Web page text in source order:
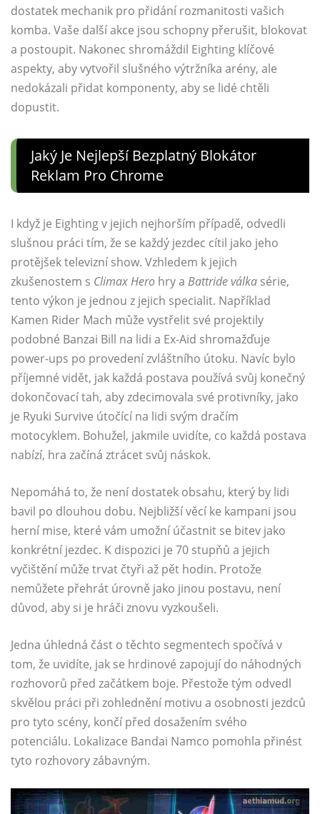
dostatek mechanik pro přidání rozmanitosti vašich
komba. Vaše další akce jsou schopny přerušit, blokovat
a postoupit. Nakonec shromáždil Eighting klíčové
aspekty, aby vytvořil slušného výtržníka arény, ale
nedokázali přidat komponenty, aby se lidé chtěli
dopustit.
Jaký Je Nejlepší Bezplatný Blokátor
Reklam Pro Chrome
I když je Eighting v jejich nejhorším případě, odvedli
slušnou práci tím, že se každý jezdec cítil jako jeho
protějšek televizní show. Vzhledem k jejich
zkušenostem s Climax Hero hry a Battride válka série,
tento výkon je jednou z jejich specialit. Například
Kamen Rider Mach může vystřelit své projektily
podobné Banzai Bill na lidi a Ex-Aid shromažďuje
power-ups po provedení zvláštního útoku. Navíc bylo
příjemné vidět, jak každá postava používá svůj konečný
dokončovací tah, aby zdecimovala své protivníky, jako
je Ryuki Survive útočící na lidi svým dračím
motocyklem. Bohužel, jakmile uvidíte, co každá postava
nabízí, hra začíná ztrácet svůj náskok.
Nepomáhá to, že není dostatek obsahu, který by lidi
bavil po dlouhou dobu. Nejbližší věcí ke kampani jsou
herní mise, které vám umožní účastnit se bitev jako
konkrétní jezdec. K dispozici je 70 stupňů a jejich
vyčištění může trvat čtyři až pět hodin. Protože
nemůžete přehrát úrovně jako jinou postavu, není
důvod, aby si je hráči znovu vyzkoušeli.
Jedna úhledná část o těchto segmentech spočívá v
tom, že uvidíte, jak se hrdinové zapojují do náhodných
rozhovorů před začátkem boje. Přestože tým odvedl
skvělou práci při zohlednění motivu a osobnosti jezdců
pro tyto scény, končí před dosažením svého
potenciálu. Lokalizace Bandai Namco pomohla přinést
tyto rozhovory zábavným.